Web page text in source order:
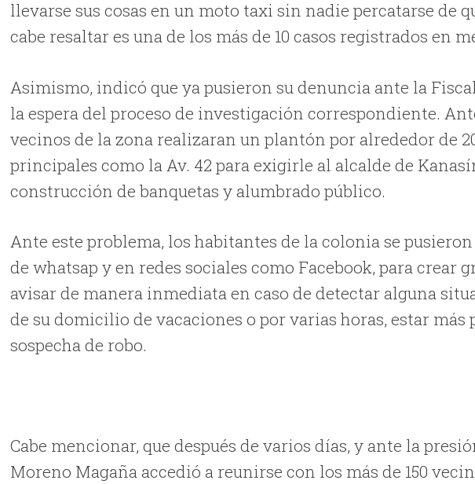
llevarse sus cosas en un moto taxi sin nadie percatarse de
cabe resaltar es una de los más de 10 casos registrados en
Asimismo, indicó que ya pusieron su denuncia ante la
la espera del proceso de investigación correspondiente.
vecinos de la zona realizaran un plantón por alrededor de
principales como la Av. 42 para exigirle al alcalde de
construcción de banquetas y alumbrado público.
Ante este problema, los habitantes de la colonia se
de whatsap y en redes sociales como Facebook, para crear
avisar de manera inmediata en caso de detectar alguna
de su domicilio de vacaciones o por varias horas, estar
sospecha de robo.
Cabe mencionar, que después de varios días, y ante la
Moreno Magaña accedió a reunirse con los más de 150